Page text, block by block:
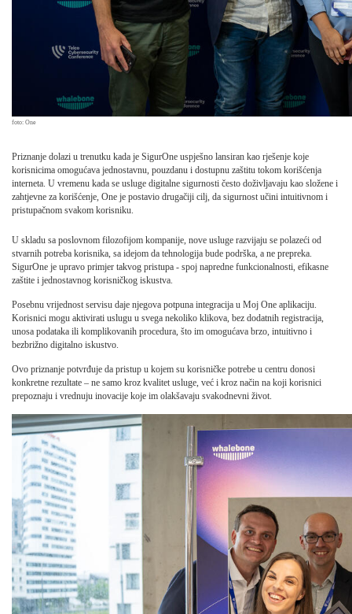
foto: One
Priznanje dolazi u trenutku kada je SigurOne uspješno lansiran kao rješenje koje
korisnicima omogućava jednostavnu, pouzdanu i dostupnu zaštitu tokom korišćenja
interneta. U vremenu kada se usluge digitalne sigurnosti često doživljavaju kao složene i
zahtjevne za korišćenje, One je postavio drugačiji cilj, da sigurnost učini intuitivnom i
pristupačnom svakom korisniku.
U skladu sa poslovnom filozofijom kompanije, nove usluge razvijaju se polazeći od
stvarnih potreba korisnika, sa idejom da tehnologija bude podrška, a ne prepreka.
SigurOne je upravo primjer takvog pristupa - spoj napredne funkcionalnosti, efikasne
zaštite i jednostavnog korisničkog iskustva.
Posebnu vrijednost servisu daje njegova potpuna integracija u Moj One aplikaciju.
Korisnici mogu aktivirati uslugu u svega nekoliko klikova, bez dodatnih registracija,
unosa podataka ili komplikovanih procedura, što im omogućava brzo, intuitivno i
bezbrižno digitalno iskustvo.
Ovo priznanje potvrđuje da pristup u kojem su korisničke potrebe u centru donosi
konkretne rezultate – ne samo kroz kvalitet usluge, već i kroz način na koji korisnici
prepoznaju i vrednuju inovacije koje im olakšavaju svakodnevni život.